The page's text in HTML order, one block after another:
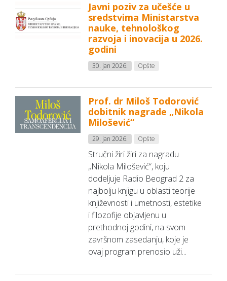
Javni poziv za učešće u
sredstvima Ministarstva
nauke, tehnološkog
razvoja i inovacija u 2026.
godini
30. jan 2026. Opšte
Prof. dr Miloš Todorović
dobitnik nagrade „Nikola
Milošević“
29. jan 2026. Opšte
Stručni žiri žiri za nagradu
„Nikola Milošević“, koju
dodeljuje Radio Beograd 2 za
najbolju knjigu u oblasti teorije
književnosti i umetnosti, estetike
i filozofije objavljenu u
prethodnoj godini, na svom
završnom zasedanju, koje je
ovaj program prenosio uži...